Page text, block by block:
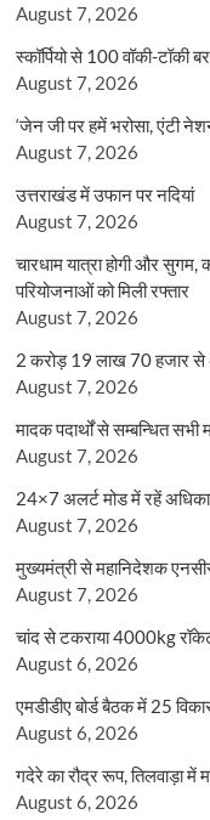
August 7, 2026
स्कॉर्पियो से 100 वॉकी-टॉकी
August 7, 2026
‘जेन जी पर हमें भरोसा, एंटी
August 7, 2026
उत्तराखंड में उफान पर नदियां
August 7, 2026
चारधाम यात्रा होगी और
परियोजनाओं को मिली रफ्तार
August 7, 2026
2 करोड़ 19 लाख 70 हजार
August 7, 2026
मादक पदार्थों से सम्बन्धित
August 7, 2026
24×7 अलर्ट मोड में रहें
August 7, 2026
मुख्यमंत्री से महानिदेशक
August 7, 2026
चांद से टकराया 4000kg
August 6, 2026
एमडीडीए बोर्ड बैठक में 25
August 6, 2026
गदेरे का रौद्र रूप, तिलवाड़ा में
August 6, 2026